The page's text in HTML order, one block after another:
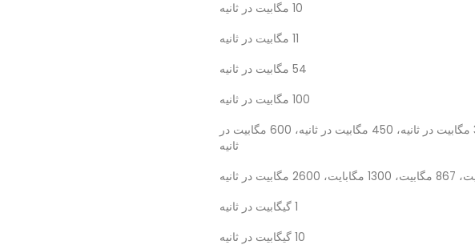
10 مگابیت در ثانیه
11 مگابیت در ثانیه
54 مگابیت در ثانیه
100 مگابیت در ثانیه
150 مگابیت در ثانیه، 300 مگابیت در ثانیه، 450 مگابیت در ثانیه، 600 مگابیت در
ثانیه
1 گیگابیت در ثانیه
10 گیگابیت در ثانیه